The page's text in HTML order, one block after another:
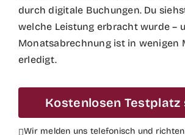
durch digitale Buchungen. Du
welche Leistung erbracht wurde –
Monatsabrechnung ist in wenigen
erledigt.
Kostenlosen Testplatz
Wir melden uns telefonisch und